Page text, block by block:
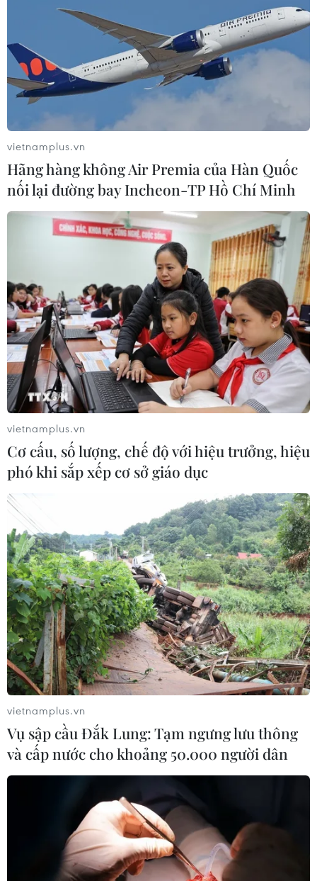
vietnamplus.vn
Hãng hàng không Air Premia của Hàn Quốc
nối lại đường bay Incheon-TP Hồ Chí Minh
vietnamplus.vn
Cơ cấu, số lượng, chế độ với hiệu trưởng, hiệu
phó khi sắp xếp cơ sở giáo dục
vietnamplus.vn
Vụ sập cầu Đắk Lung: Tạm ngưng lưu thông
và cấp nước cho khoảng 50.000 người dân